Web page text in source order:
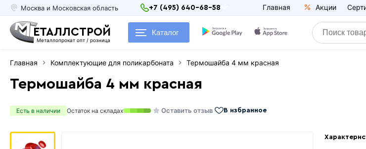
Москва и Московская область +7 (495) 640-68-58 Главная Акции
ЕТАЛЛСТРОЙ
Металлопрокат опт / розница
Каталог
Главная Комплектующие для поликарбоната Термошайба 4 мм красная
Термошайба 4 мм красная
Есть в наличии Остаток на складах Оставить отзыв В избранное